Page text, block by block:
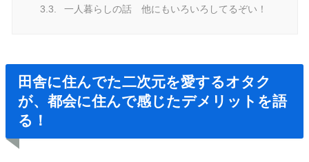
3.3. 一人暮らしの話 他にもいろいろしてるぞい！
田舎に住んでた二次元を愛するオタク
が、都会に住んで感じたデメリットを語
る！